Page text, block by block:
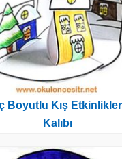
Boyutlu Kış
Kalıbı